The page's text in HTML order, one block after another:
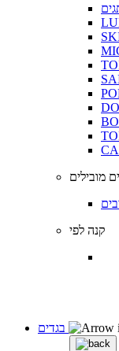
מובילים
קנה לפי